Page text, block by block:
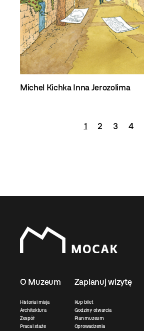
Michel Kichka Inna Jerozolima
1 2 3 4
O Muzeum
Historia i misja
Architektura
Zespół
Praca i staże
Zaplanuj wizytę
Kup bilet
Godziny otwarcia
Plan muzeum
Oprowadzenia